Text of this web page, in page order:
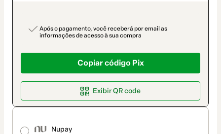
payment_data.section_title_v2
Após o pagamento, você receberá por email as
informações de acesso à sua compra
Copiar código Pix
Exibir QR code
Nupay